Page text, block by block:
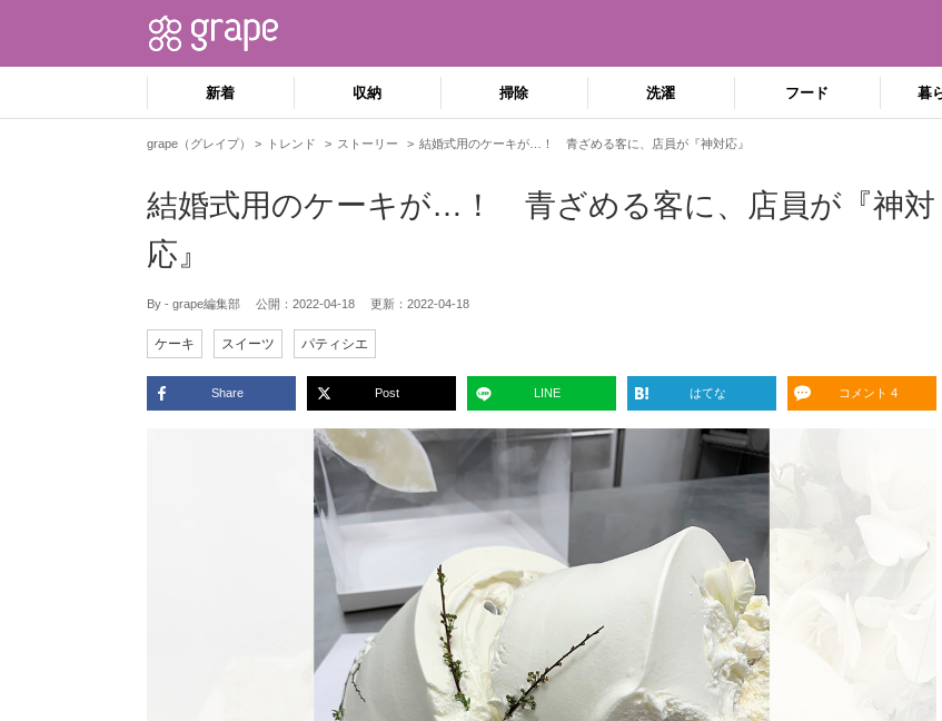
新着 収納 掃除 洗濯 フード 暮
grape（グレイプ） トレンド ストーリー 結婚式用のケーキが…！ 青ざめる客に、店員が『神対応』
結婚式用のケーキが…！ 青ざめる客に、店員が『神対
応』
By - grape編集部 公開： 2022-04-18 更新： 2022-04-18
ケーキ スイーツ パティシエ
Share Post LINE はてな コメント 4